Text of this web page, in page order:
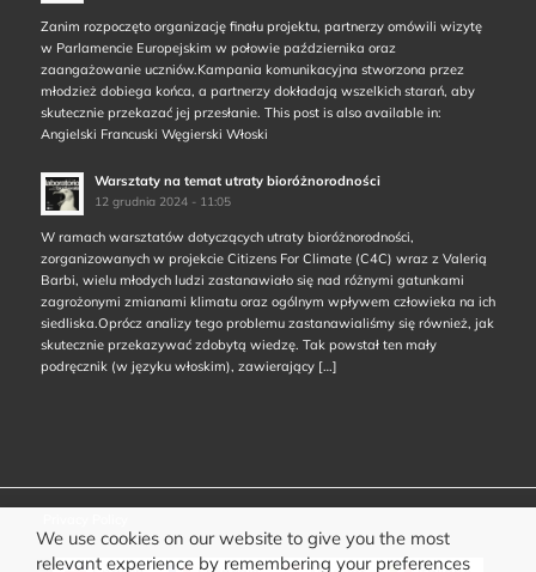
Zanim rozpoczęto organizację finału projektu, partnerzy omówili wizytę
w Parlamencie Europejskim w połowie października oraz
zaangażowanie uczniów.Kampania komunikacyjna stworzona przez
młodzież dobiega końca, a partnerzy dokładają wszelkich starań, aby
skutecznie przekazać jej przesłanie. This post is also available in:
Angielski Francuski Węgierski Włoski
Warsztaty na temat utraty bioróżnorodności
12 grudnia 2024 - 11:05
W ramach warsztatów dotyczących utraty bioróżnorodności,
zorganizowanych w projekcie Citizens For Climate (C4C) wraz z Valerią
Barbi, wielu młodych ludzi zastanawiało się nad różnymi gatunkami
zagrożonymi zmianami klimatu oraz ogólnym wpływem człowieka na ich
siedliska.Oprócz analizy tego problemu zastanawialiśmy się również, jak
skutecznie przekazywać zdobytą wiedzę. Tak powstał ten mały
podręcznik (w języku włoskim), zawierający […]
We use cookies on our website to give you the most
relevant experience by remembering your preferences